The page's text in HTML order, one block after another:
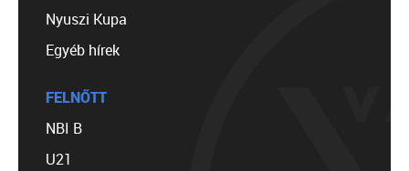
Nyuszi Kupa
Egyéb hírek
FELNŐTT
NBI B
U21